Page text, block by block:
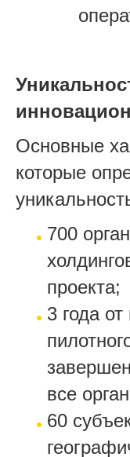
Основные
которые
700
проекта;
3 года
все
60